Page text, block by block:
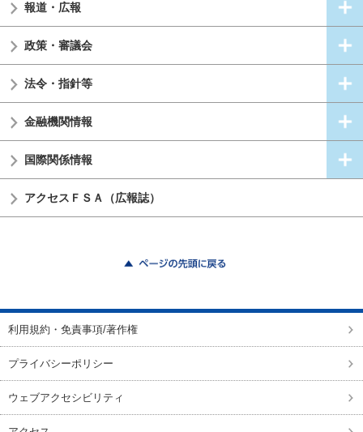
報道・広報
政策・審議会
法令・指針等
金融機関情報
国際関係情報
アクセスＦＳＡ（広報誌）
利用規約・免責事項/著作権
プライバシーポリシー
ウェブアクセシビリティ